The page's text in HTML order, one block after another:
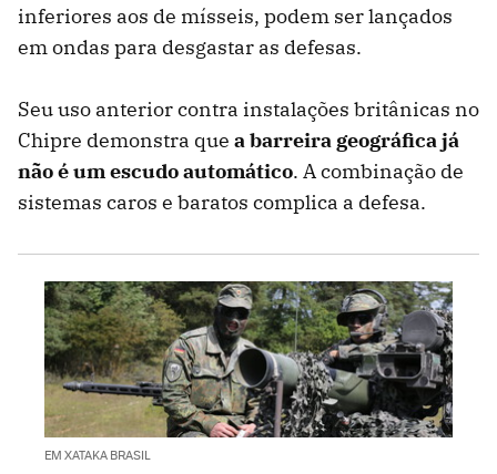
inferiores aos de mísseis, podem ser lançados
em ondas para desgastar as defesas.
Seu uso anterior contra instalações britânicas no
Chipre demonstra que a barreira geográfica já
não é um escudo automático. A combinação de
sistemas caros e baratos complica a defesa.
EM XATAKA BRASIL